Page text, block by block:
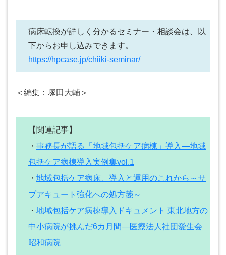
病床転換が詳しく分かるセミナー・相談会は、以
下からお申し込みできます。
https://hpcase.jp/chiiki-seminar/
＜編集：塚田大輔＞
【関連記事】
・ 事務長が語る「地域包括ケア病棟」導入―地域
包括ケア病棟導入実例集vol.1
・ 地域包括ケア病床、導入と運用のこれから～サ
ブアキュート強化への処方箋～
・ 地域包括ケア病棟導入ドキュメント 東北地方の
中小病院が挑んだ6カ月間―医療法人社団愛生会
昭和病院